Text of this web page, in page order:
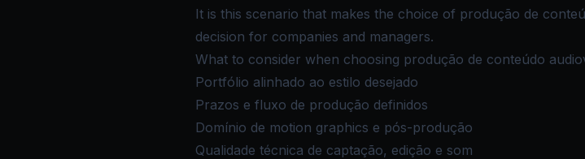
It is this scenario that makes the choice of produção de
decision for companies and managers.
What to consider when choosing produção de conteúdo
Portfólio alinhado ao estilo desejado
Prazos e fluxo de produção definidos
Domínio de motion graphics e pós-produção
Qualidade técnica de captação, edição e som